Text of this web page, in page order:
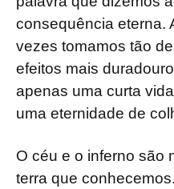
consequência eterna.
vezes tomamos tão
efeitos mais
apenas uma curta
uma eternidade de
O céu e o inferno são
terra que